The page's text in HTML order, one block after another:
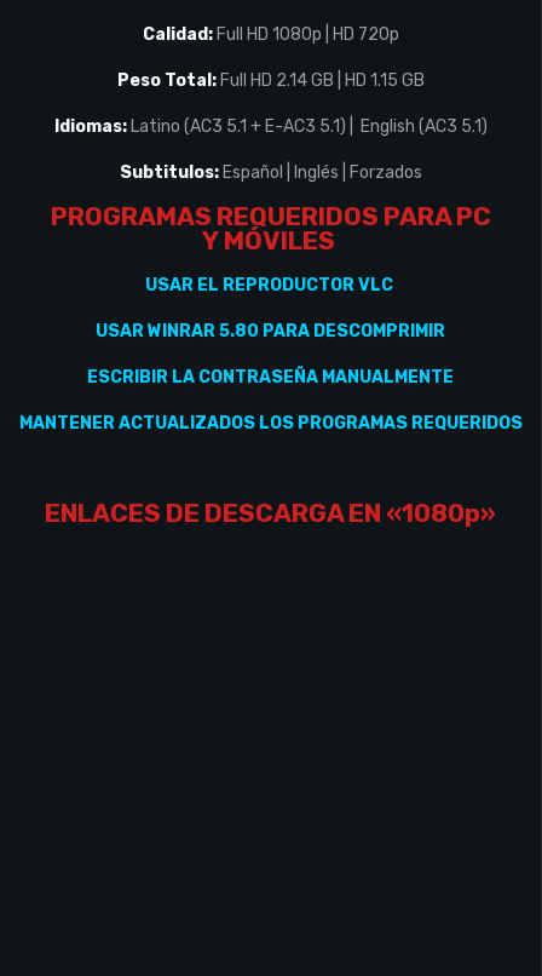
Calidad: Full HD 1080p | HD 720p
Peso Total:Full HD 2.14 GB | HD 1.15 GB
Idiomas:Latino (AC3 5.1 + E-AC3 5.1) | English (AC3 5.1)
Subtitulos: Español | Inglés | Forzados
PROGRAMAS REQUERIDOS PARA PC
Y MÓVILES
USAR EL REPRODUCTOR VLC
USAR WINRAR 5.80 PARA DESCOMPRIMIR
ESCRIBIR LA CONTRASEÑA MANUALMENTE
MANTENERACTUALIZADOSLOS PROGRAMAS REQUERIDOS
ENLACES DE DESCARGA EN «1080p»